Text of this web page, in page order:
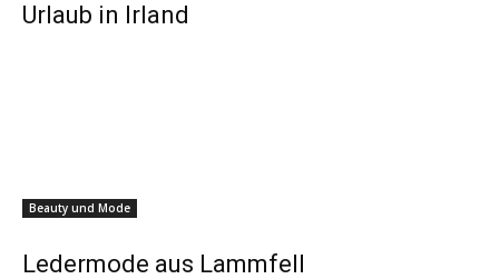
Urlaub in Irland
Beauty und Mode
Ledermode aus Lammfell